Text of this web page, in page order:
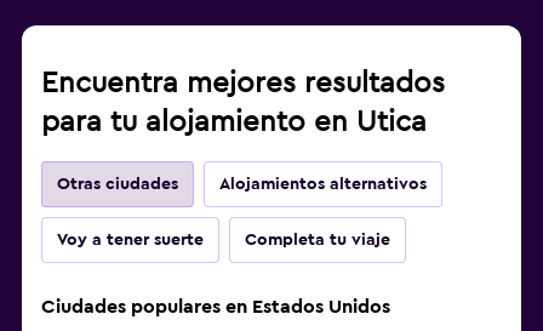
Encuentra mejores resultados
para tu alojamiento en Utica
Otras ciudades Alojamientos alternativos
Voy a tener suerte Completa tu viaje
Ciudades populares en Estados Unidos